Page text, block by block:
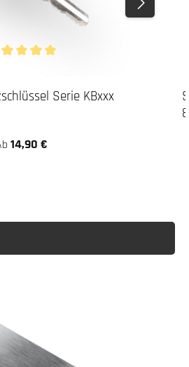
Serie KBxxx
14,90 €